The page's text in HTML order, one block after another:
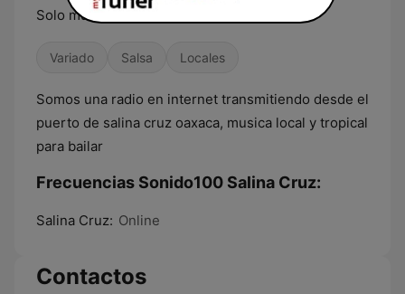
Solo musica tropical
Variado Salsa Locales
Somos una radio en internet transmitiendo desde el
puerto de salina cruz oaxaca, musica local y tropical
para bailar
Frecuencias Sonido100 Salina Cruz:
Salina Cruz: Online
Contactos